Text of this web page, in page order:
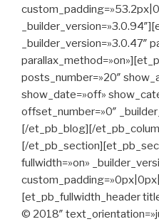
_builder_version=»3.0.47″
posts_number=»20″
show_date=»off»
offset_number=»0″
[/et_pb_blog][/
[/
fullwidth=»on»
[et_pb_fullwidth_header
© 2018″